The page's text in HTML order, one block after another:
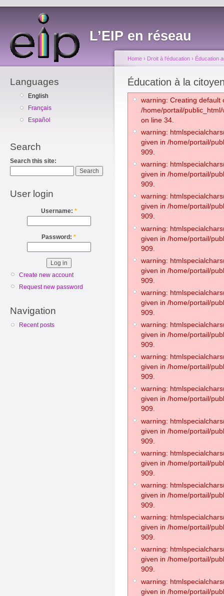
L’EIP en réseau
Languages
English
Français
Español
Search
Search this site:
User login
Username: *
Password: *
Create new account
Request new password
Navigation
Recent posts
Home › Droit à l'éducation › Éducation
Éducation à la
warning: Creating default
/home/portail/
on line 34.
warning:
given in /home/portail/
909.
warning:
given in /home/portail/
909.
warning:
given in /home/portail/
909.
warning:
given in /home/portail/
909.
warning:
given in /home/portail/
909.
warning:
given in /home/portail/
909.
warning:
given in /home/portail/
909.
warning:
given in /home/portail/
909.
warning:
given in /home/portail/
909.
warning:
given in /home/portail/
909.
warning:
given in /home/portail/
909.
warning:
given in /home/portail/
909.
warning:
given in /home/portail/
909.
warning:
given in /home/portail/
909.
warning:
given in /home/portail/